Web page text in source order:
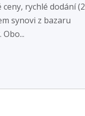
rychlé dodání (2
synovi z bazaru